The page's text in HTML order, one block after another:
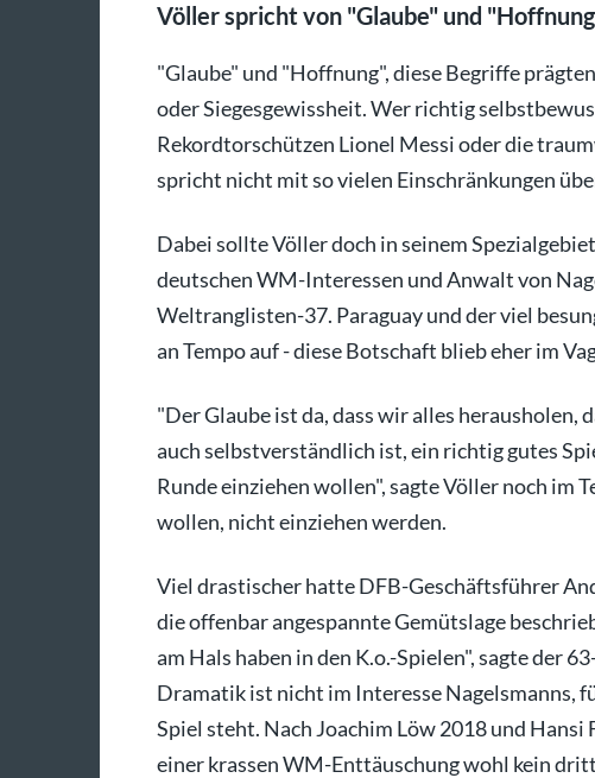
Völler spricht von "Glaube" und
"Glaube" und "Hoffnung", diese Begriffe
oder Siegesgewissheit. Wer richtig
Rekordtorschützen Lionel Messi oder die
spricht nicht mit so vielen Einschränkungen
Dabei sollte Völler doch in seinem
deutschen WM-Interessen und Anwalt von
Weltranglisten-37. Paraguay und der viel
an Tempo auf - diese Botschaft blieb eher im
"Der Glaube ist da, dass wir alles herausholen,
auch selbstverständlich ist, ein richtig gutes
Runde einziehen wollen", sagte Völler noch im
wollen, nicht einziehen werden.
Viel drastischer hatte DFB-Geschäftsführer
die offenbar angespannte Gemütslage
am Hals haben in den K.o.-Spielen", sagte der
Dramatik ist nicht im Interesse Nagelsmanns,
Spiel steht. Nach Joachim Löw 2018 und
einer krassen WM-Enttäuschung wohl kein